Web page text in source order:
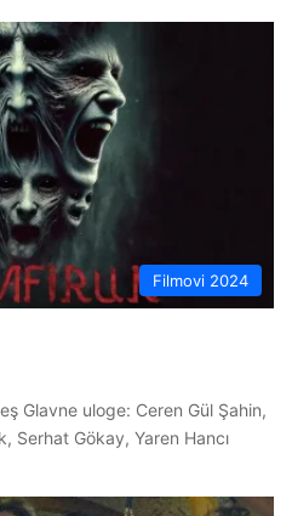
Filmovi 2024
Glavne uloge: Ceren Gül Şahin,
Serhat Gökay, Yaren Hancı